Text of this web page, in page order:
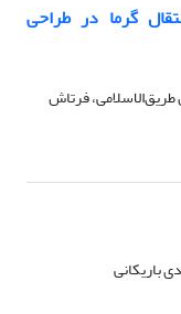
گرما در طراحی
فرتاش
باریکانی